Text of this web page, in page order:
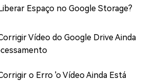
Espaço no Google Storage?
Vídeo do Google Drive Ainda
o Erro 'o Vídeo Ainda Está